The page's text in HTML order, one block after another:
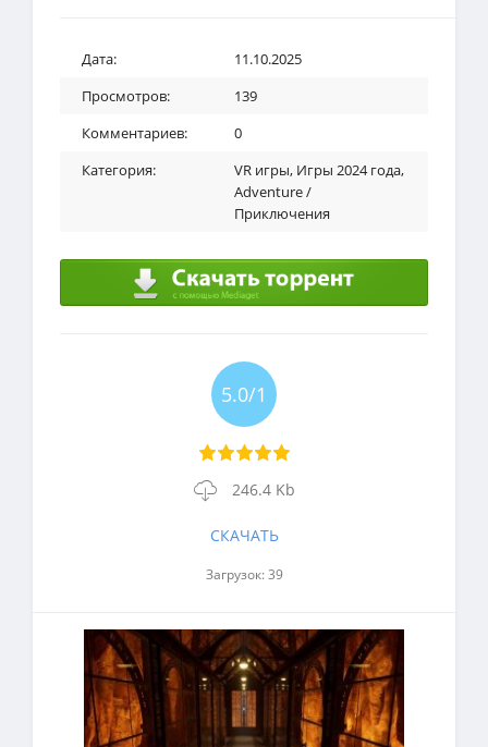
Дата:
11.10.2025
Просмотров:
139
Комментариев:
0
Категория:
VR игры, Игры 2024 года,
Adventure /
Приключения
5.0/1
246.4 Kb
СКАЧАТЬ
Загрузок: 39